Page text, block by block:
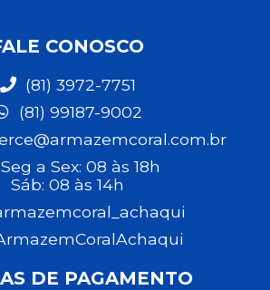
CONOSCO
(81) 3972-7751
(81) 99187-9002
Seg a Sex: 08 às 18h
Sáb: 08 às 14h
DE PAGAMENTO